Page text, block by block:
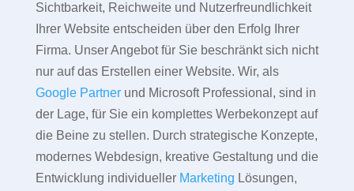
Sichtbarkeit, Reichweite und Nutzerfreundlichkeit
Ihrer Website entscheiden über den Erfolg Ihrer
Firma. Unser Angebot für Sie beschränkt sich nicht
nur auf das Erstellen einer Website. Wir, als
Google Partnerund Microsoft Professional, sind in
der Lage, für Sie ein komplettes Werbekonzept auf
die Beine zu stellen. Durch strategische Konzepte,
modernes Webdesign, kreative Gestaltung und die
Entwicklung individueller Marketing Lösungen,